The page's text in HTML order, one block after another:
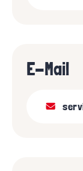
E-Mail